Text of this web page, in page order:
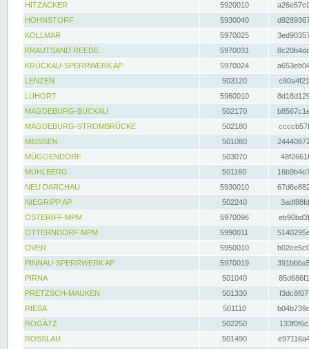
HITZACKER
5920010
HOHNSTORF
5930040
KOLLMAR
5970025
KRAUTSAND REEDE
5970031
KRÜCKAU-SPERRWERK AP
5970024
LENZEN
503120
LÜHORT
5960010
MAGDEBURG-BUCKAU
502170
MAGDEBURG-STROMBRÜCKE
502180
MEISSEN
501080
MÜGGENDORF
503070
MÜHLBERG
501160
NEU DARCHAU
5930010
NIEGRIPP AP
502240
OSTERIFF MPM
5970096
OTTERNDORF MPM
5990011
OVER
5950010
PINNAU-SPERRWERK AP
5970019
PIRNA
501040
PRETZSCH-MAUKEN
501330
RIESA
501110
ROGÄTZ
502250
ROSSLAU
501490